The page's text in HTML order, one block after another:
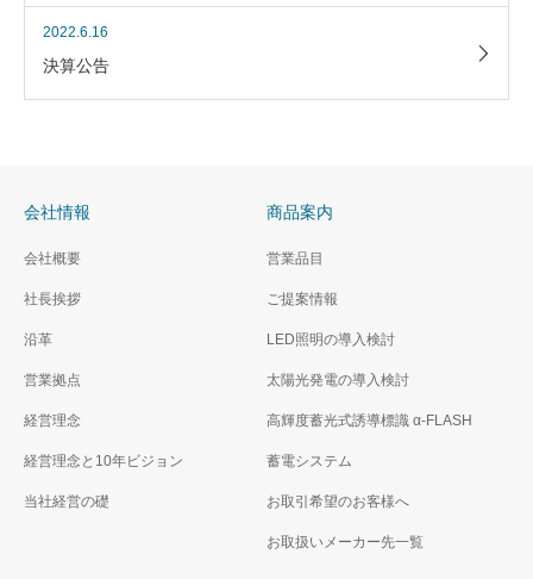
2022.6.16
決算公告
会社情報
会社概要
社長挨拶
沿革
営業拠点
経営理念
経営理念と10年ビジョン
当社経営の礎
商品案内
営業品目
ご提案情報
LED照明の導入検討
太陽光発電の導入検討
高輝度蓄光式誘導標識 α‐FLASH
蓄電システム
お取引希望のお客様へ
お取扱いメーカー先一覧